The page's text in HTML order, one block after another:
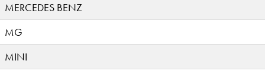
MERCEDES BENZ
MG
MINI